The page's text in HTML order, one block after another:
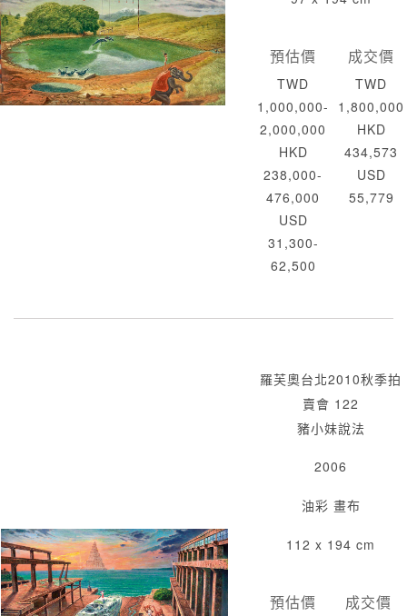
預估價
TWD
1,000,000-
2,000,000
HKD
238,000-
476,000
USD
31,300-
62,500
成交價
TWD
1,800,000
HKD
434,573
USD
55,779
羅芙奧台北2010秋季拍
賣會 122
豬小妹說法
2006
油彩 畫布
112 x 194 cm
預估價 成交價